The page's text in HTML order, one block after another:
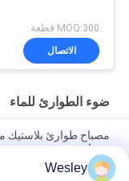
MOQ:300 قطعة
الاتصال
ضوء الطوارئ للماء
سنوات
Wesley